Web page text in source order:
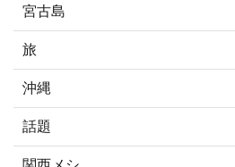
宮古島
旅
沖縄
話題